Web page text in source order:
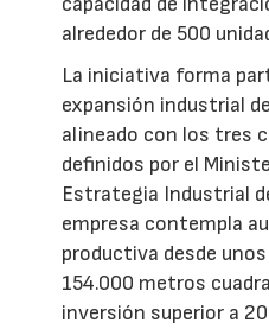
alrededor de 500
La iniciativa forma
expansión industrial
alineado con los tres
definidos por el
Estrategia Industrial
empresa contempla
productiva desde
154.000 metros
inversión superior a